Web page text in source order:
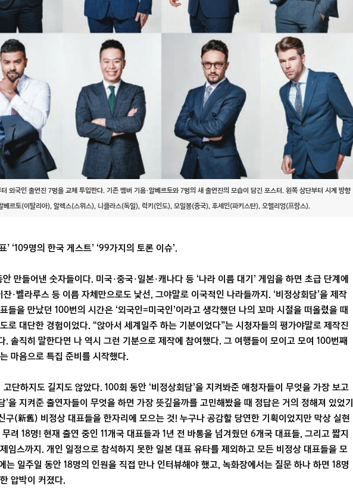
외국인 출연진 7명을 교체 투입한다. 기존 멤버 기욤·알베르토와 7명의 새 출연진의 모습이 담긴 포스터. 왼쪽 상단부터 시계 방향
베르토(이탈리아), 알렉스(스위스), 니클라스(독일), 럭키(인도), 모일봉(중국), 후세인(파키스탄), 오헬리엉(프랑스).
‘109명의 한국 게스트’ ‘99가지의 토론 이슈’.
만들어낸 숫자들이다. 미국·중국·일본·캐나다 등 ‘나라 이름 대기’ 게임을 하면 초급 단계에
·벨라루스 등 이름 자체만으로도 낯선, 그야말로 이국적인 나라들까지. ‘비정상회담’을 제작
들을 만났던 100번의 시간은 ‘외국인=미국인’이라고 생각했던 나의 꼬마 시절을 떠올렸을 때
로 대단한 경험이었다. “앉아서 세계일주 하는 기분이었다”는 시청자들의 평가야말로 제작진
. 솔직히 말한다면 나 역시 그런 기분으로 제작에 참여했다. 그 여행들이 모이고 모여 100번째
마음으로 특집 준비를 시작했다.
단하지도 길지도 않았다. 100회 동안 ‘비정상회담’을 지켜봐준 애청자들이 무엇을 가장 보고
’을 지켜준 출연자들이 무엇을 하면 가장 뜻깊을까를 고민해봤을 때 정답은 거의 정해져 있었기
구(新舊) 비정상 대표들을 한자리에 모으는 것! 누구나 공감할 당연한 기획이었지만 막상 실현
려 18명! 현재 출연 중인 11개국 대표들과 1년 전 바통을 넘겨줬던 6개국 대표들, 그리고 짧지
임스까지. 개인 일정으로 참석하지 못한 일본 대표 유타를 제외하고 모든 비정상 대표들을 모
는 일주일 동안 18명의 인원을 직접 만나 인터뷰해야 했고, 녹화장에서는 질문 하나 하면 18명
압박이 커졌다.